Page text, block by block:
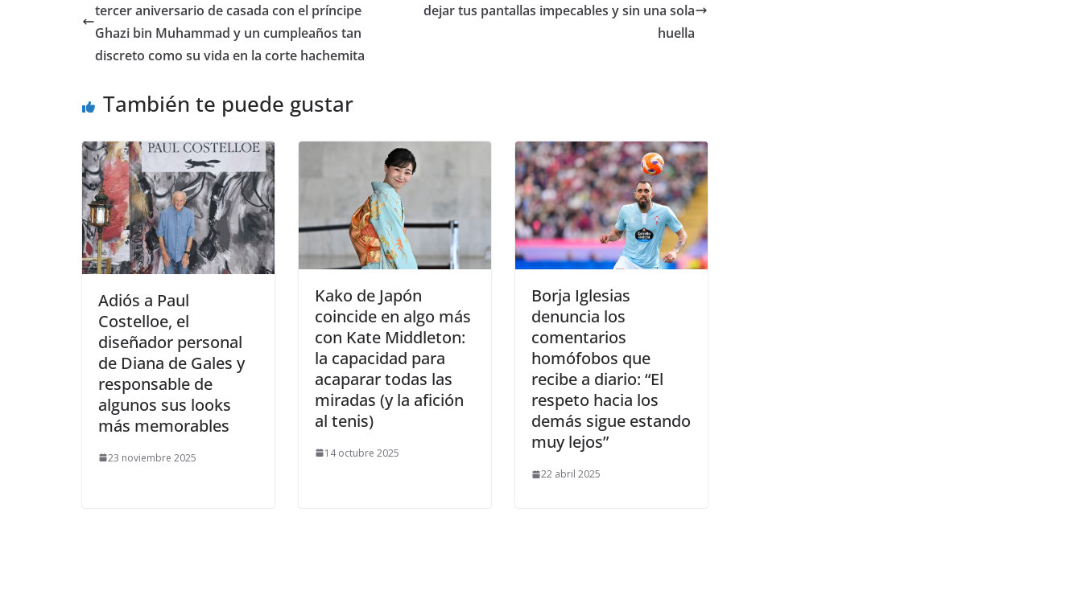
tercer aniversario de casada con el príncipe
Ghazi bin Muhammad y un cumpleaños tan
discreto como su vida en la corte hachemita
dejar tus pantallas impecables y sin una sola
huella
También te puede gustar
​Adiós a Paul
Costelloe, el
diseñador personal
de Diana de Gales y
responsable de
algunos sus looks
más memorables
23 noviembre 2025
​Kako de Japón
coincide en algo más
con Kate Middleton:
la capacidad para
acaparar todas las
miradas (y la afición
al tenis)
14 octubre 2025
​Borja Iglesias
denuncia los
comentarios
homófobos que
recibe a diario: “El
respeto hacia los
demás sigue estando
muy lejos”
22 abril 2025